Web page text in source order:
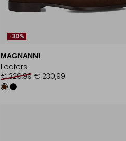
-30%
MAGNANNI
Loafers
€ 329,99 € 230,99